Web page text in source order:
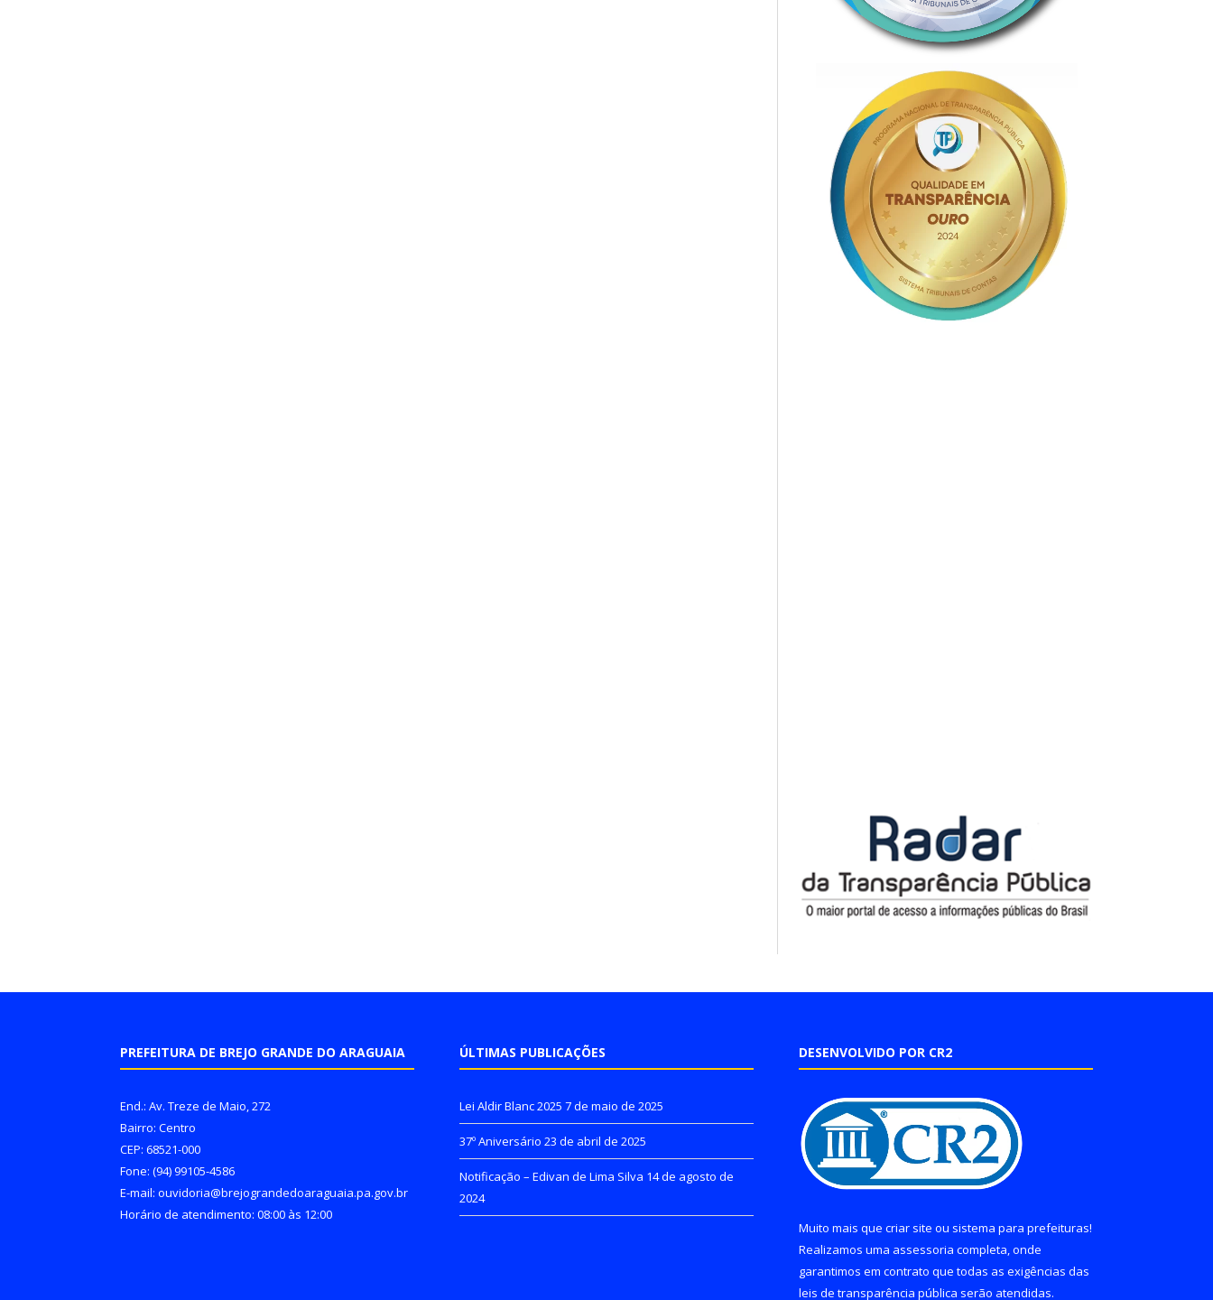
PREFEITURA DE BREJO GRANDE DO ARAGUAIA
End.: Av. Treze de Maio, 272
Bairro: Centro
CEP: 68521-000
Fone: (94) 99105-4586
E-mail: ouvidoria@brejograndedoaraguaia.pa.gov.br
Horário de atendimento: 08:00 às 12:00
ÚLTIMAS PUBLICAÇÕES
Lei Aldir Blanc 2025 7 de maio de 2025
37º Aniversário 23 de abril de 2025
Notificação – Edivan de Lima Silva 14 de agosto de
2024
DESENVOLVIDO POR CR2
Muito mais que criar site ou sistema para prefeituras!
Realizamos uma assessoria completa, onde
garantimos em contrato que todas as exigências das
leis de transparência pública serão atendidas.